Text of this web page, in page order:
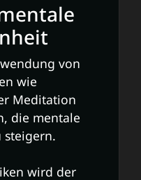
von
wie
Meditation
die mentale
steigern.
wird der